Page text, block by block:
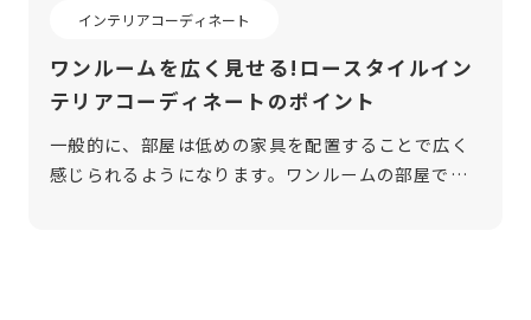
インテリアコーディネート
ワンルームを広く見せる!ロースタイルイン
テリアコーディネートのポイント
一般的に、部屋は低めの家具を配置することで広く
感じられるようになります。ワンルームの部屋で